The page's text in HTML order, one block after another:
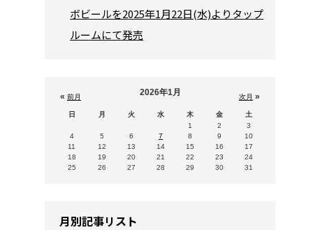
ボビールを2025年1月22日(水)よりタップ
ルームにて発売
« 前月 次月 »
2026年1月
日 月 火 水 木 金
土
1
2
3
4
5 6 7 8 9
10
11
12 13 14 15 16
17
18
19 20 21 22 23
24
25
26 27 28 29 30 31
月別記事リスト